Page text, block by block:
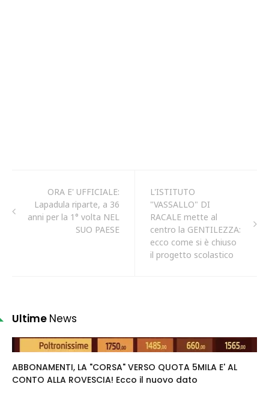
ORA E' UFFICIALE:
Lapadula riparte, a 36
anni per la 1° volta NEL
SUO PAESE
L'ISTITUTO
"VASSALLO" DI
RACALE mette al
centro la GENTILEZZA:
ecco come si è chiuso
il progetto scolastico
Ultime News
ABBONAMENTI, LA "CORSA" VERSO QUOTA 5MILA E' AL
CONTO ALLA ROVESCIA! Ecco il nuovo dato